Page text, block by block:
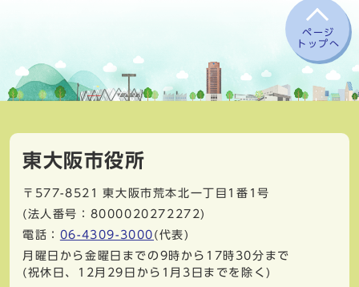
ページ
トップへ
東大阪市役所
〒577-8521
東大阪市荒本北一丁目1番1号
(法人番号：8000020272272)
電話： 06-4309-3000 (代表)
月曜日から金曜日までの9時から17時30分まで
(祝休日、12月29日から1月3日までを除く)